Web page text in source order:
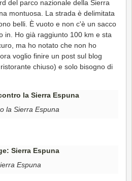
del parco nazionale della Sierra
montuosa. La strada è delimitata
belli. È vuoto e non c'è un sacco
in. Ho già raggiunto 100 km e sta
ma ho notato che non ho
voglio finire un post sul blog
chiuso) e solo bisogno di
la Sierra Espuna
Espuna